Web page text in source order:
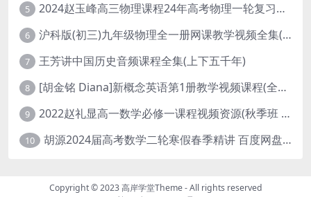
5 2024赵玉峰高三物理课程24年高考物理一轮复习网课教程
6 沪科版(初三)九年级物理全一册网课教学视频全集(录播版 杜春雨 66讲)
7 王芳讲中国历史音频课程全集(上下五千年)
8 [胡金铭 Diana]新概念英语第1册教学视频课程(全集 百度网盘下载)
9 2022赵礼显高一数学必修一课程视频资源(秋季班 含讲义)百度网盘云
10 胡源2024届高考数学二轮寒假春季精讲 百度网盘分享
Copyright © 2023高岸学堂Theme- All rights reserved